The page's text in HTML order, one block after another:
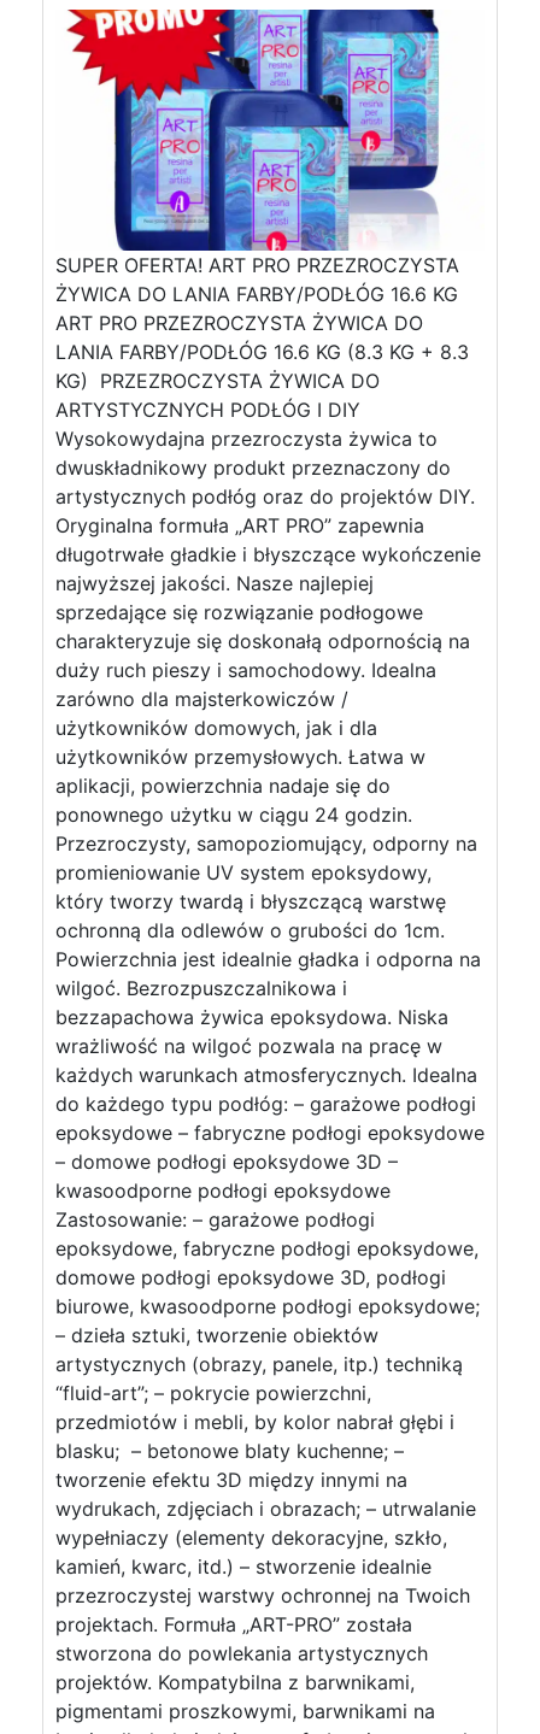
SUPER OFERTA! ART PRO PRZEZROCZYSTA
ŻYWICA DO LANIA FARBY/PODŁÓG 16.6 KG
ART PRO PRZEZROCZYSTA ŻYWICA DO
LANIA FARBY/PODŁÓG 16.6 KG (8.3 KG + 8.3
KG) PRZEZROCZYSTA ŻYWICA DO
ARTYSTYCZNYCH PODŁÓG I DIY
Wysokowydajna przezroczysta żywica to
dwuskładnikowy produkt przeznaczony do
artystycznych podłóg oraz do projektów DIY.
Oryginalna formuła „ART PRO” zapewnia
długotrwałe gładkie i błyszczące wykończenie
najwyższej jakości. Nasze najlepiej
sprzedające się rozwiązanie podłogowe
charakteryzuje się doskonałą odpornością na
duży ruch pieszy i samochodowy. Idealna
zarówno dla majsterkowiczów /
użytkowników domowych, jak i dla
użytkowników przemysłowych. Łatwa w
aplikacji, powierzchnia nadaje się do
ponownego użytku w ciągu 24 godzin.
Przezroczysty, samopoziomujący, odporny na
promieniowanie UV system epoksydowy,
który tworzy twardą i błyszczącą warstwę
ochronną dla odlewów o grubości do 1cm.
Powierzchnia jest idealnie gładka i odporna na
wilgoć. Bezrozpuszczalnikowa i
bezzapachowa żywica epoksydowa. Niska
wrażliwość na wilgoć pozwala na pracę w
każdych warunkach atmosferycznych. Idealna
do każdego typu podłóg: – garażowe podłogi
epoksydowe – fabryczne podłogi epoksydowe
– domowe podłogi epoksydowe 3D –
kwasoodporne podłogi epoksydowe
Zastosowanie: – garażowe podłogi
epoksydowe, fabryczne podłogi epoksydowe,
domowe podłogi epoksydowe 3D, podłogi
biurowe, kwasoodporne podłogi epoksydowe;
– dzieła sztuki, tworzenie obiektów
artystycznych (obrazy, panele, itp.) techniką
“fluid-art”; – pokrycie powierzchni,
przedmiotów i mebli, by kolor nabrał głębi i
blasku; – betonowe blaty kuchenne; –
tworzenie efektu 3D między innymi na
wydrukach, zdjęciach i obrazach; – utrwalanie
wypełniaczy (elementy dekoracyjne, szkło,
kamień, kwarc, itd.) – stworzenie idealnie
przezroczystej warstwy ochronnej na Twoich
projektach. Formuła „ART-PRO” została
stworzona do powlekania artystycznych
projektów. Kompatybilna z barwnikami,
pigmentami proszkowymi, barwnikami na